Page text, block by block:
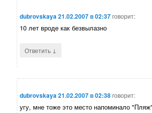
dubrovskaya21.02.2007 в 02:37говорит:
10 лет вроде как безвылазно
Ответить ↓
dubrovskaya21.02.2007 в 02:38говорит:
угу, мне тоже это место напоминало "Пляж"